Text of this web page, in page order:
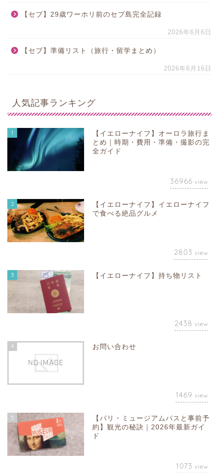
【セブ】29歳ワーホリ前のセブ島完全記録
2026年6月6日
【セブ】準備リスト（旅行・留学まとめ）
2026年6月16日
人気記事ランキング
1
【イエローナイフ】オーロラ旅行ま
とめ｜時期・費用・準備・撮影の完
全ガイド
36966 view
2
【イエローナイフ】イエローナイフ
で食べる絶品グルメ
2803 view
3 【イエローナイフ】持ち物リスト
2438 view
4 お問い合わせ
1469 view
5
【パリ・ミュージアムパスと事前予
約】観光の秘訣｜2026年最新ガイ
ド
1073 view